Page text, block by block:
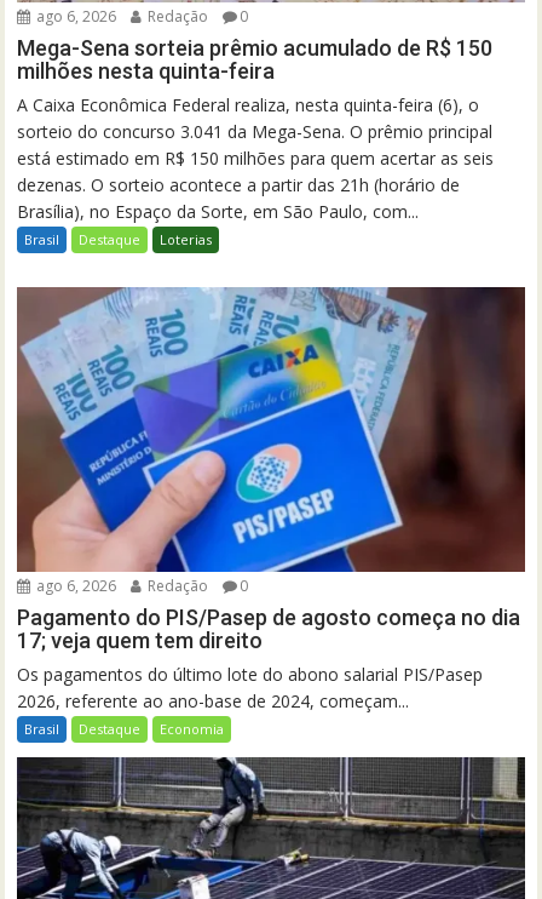
ago 6, 2026 Redação 0
Mega-Sena sorteia prêmio acumulado de R$ 150
milhões nesta quinta-feira
A Caixa Econômica Federal realiza, nesta quinta-feira (6), o
sorteio do concurso 3.041 da Mega-Sena. O prêmio principal
está estimado em R$ 150 milhões para quem acertar as seis
dezenas. O sorteio acontece a partir das 21h (horário de
Brasília), no Espaço da Sorte, em São Paulo, com...
Brasil Destaque Loterias
ago 6, 2026 Redação 0
Pagamento do PIS/Pasep de agosto começa no dia
17; veja quem tem direito
Os pagamentos do último lote do abono salarial PIS/Pasep
2026, referente ao ano-base de 2024, começam...
Brasil Destaque Economia